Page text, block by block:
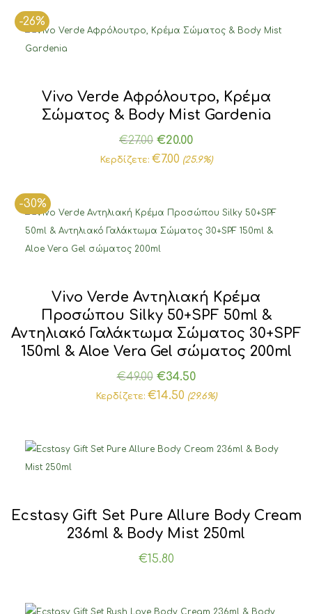
€17.00.
-26%
Vivo Verde Αφρόλουτρο, Κρέμα
Σώματος & Body Mist Gardenia
€27.00 Original
price
€20.00Η
τρέχουσα
€20.00.
Κερδίζετε: €7.00 (25.9%)
-30%
Vivo Verde Αντηλιακή Κρέμα
Προσώπου Silky 50+SPF 50ml &
Αντηλιακό Γαλάκτωμα Σώματος 30+SPF
150ml & Aloe Vera Gel σώματος 200ml
€49.00 Original
price
€34.50Η
τρέχουσα
€34.50.
Κερδίζετε: €14.50 (29.6%)
Ecstasy Gift Set Pure Allure Body Cream
236ml & Body Mist 250ml
€15.80